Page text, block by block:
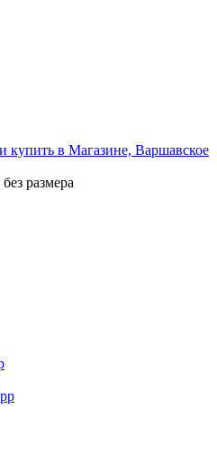
купить в Магазине, Варшавское
размера